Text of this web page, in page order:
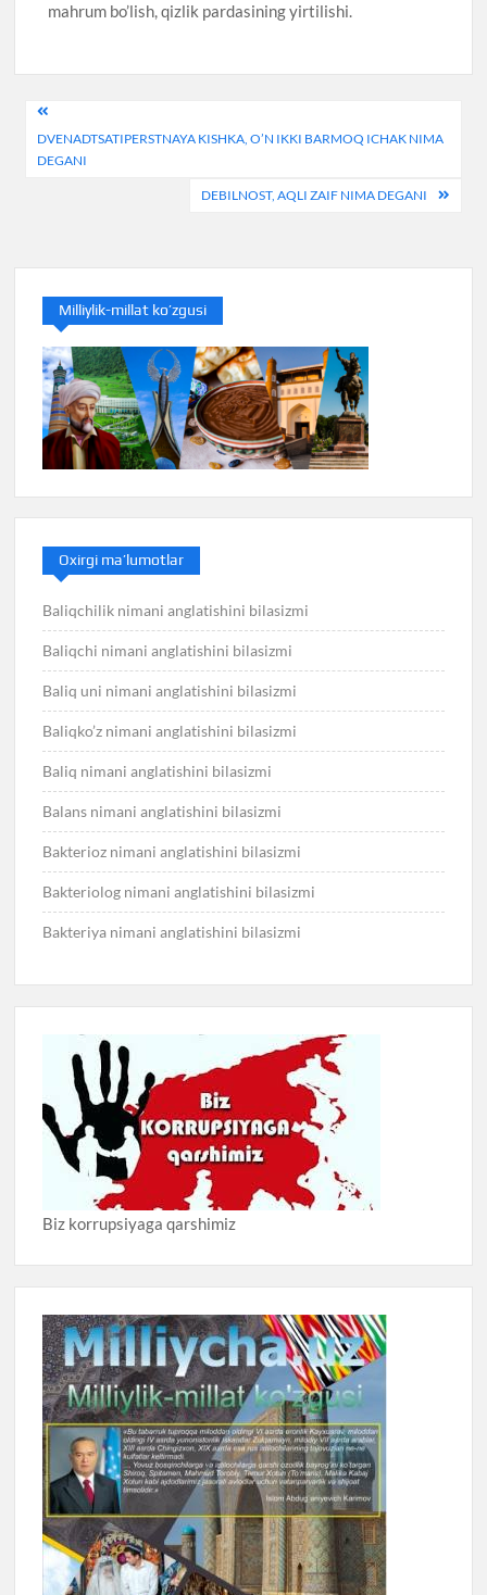
mahrum bo’lish, qizlik pardasining yirtilishi.
Post
menyusi
DVENADTSATIPERSTNAYA KISHKA, O’N IKKI BARMOQ ICHAK NIMA
DEGANI
DEBILNOST, AQLI ZAIF NIMA DEGANI
Milliylik-millat ko’zgusi
Oxirgi ma’lumotlar
Baliqchilik nimani anglatishini bilasizmi
Baliqchi nimani anglatishini bilasizmi
Baliq uni nimani anglatishini bilasizmi
Baliqko’z nimani anglatishini bilasizmi
Baliq nimani anglatishini bilasizmi
Balans nimani anglatishini bilasizmi
Bakterioz nimani anglatishini bilasizmi
Bakteriolog nimani anglatishini bilasizmi
Bakteriya nimani anglatishini bilasizmi
Biz korrupsiyaga qarshimiz